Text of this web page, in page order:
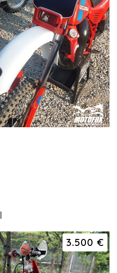
3.500 €